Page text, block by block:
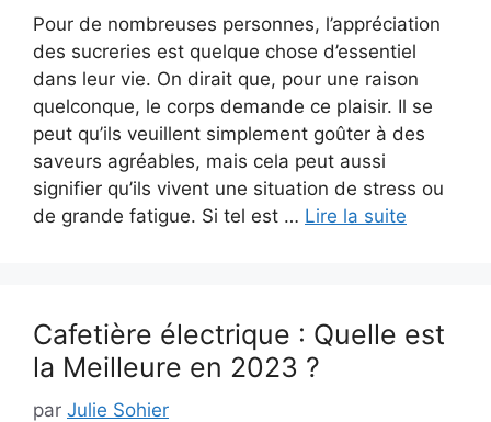
Pour de nombreuses personnes, l’appréciation
des sucreries est quelque chose d’essentiel
dans leur vie. On dirait que, pour une raison
quelconque, le corps demande ce plaisir. Il se
peut qu’ils veuillent simplement goûter à des
saveurs agréables, mais cela peut aussi
signifier qu’ils vivent une situation de stress ou
de grande fatigue. Si tel est … Lire la suite
Cafetière électrique : Quelle est
la Meilleure en 2023 ?
par Julie Sohier